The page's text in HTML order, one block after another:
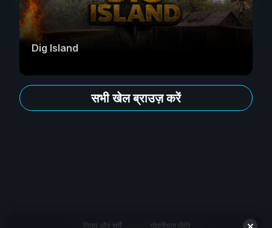
Dig Island
सभी खेल ब्राउज़ करें
नियम और शर्तें गोपनीयता नीति